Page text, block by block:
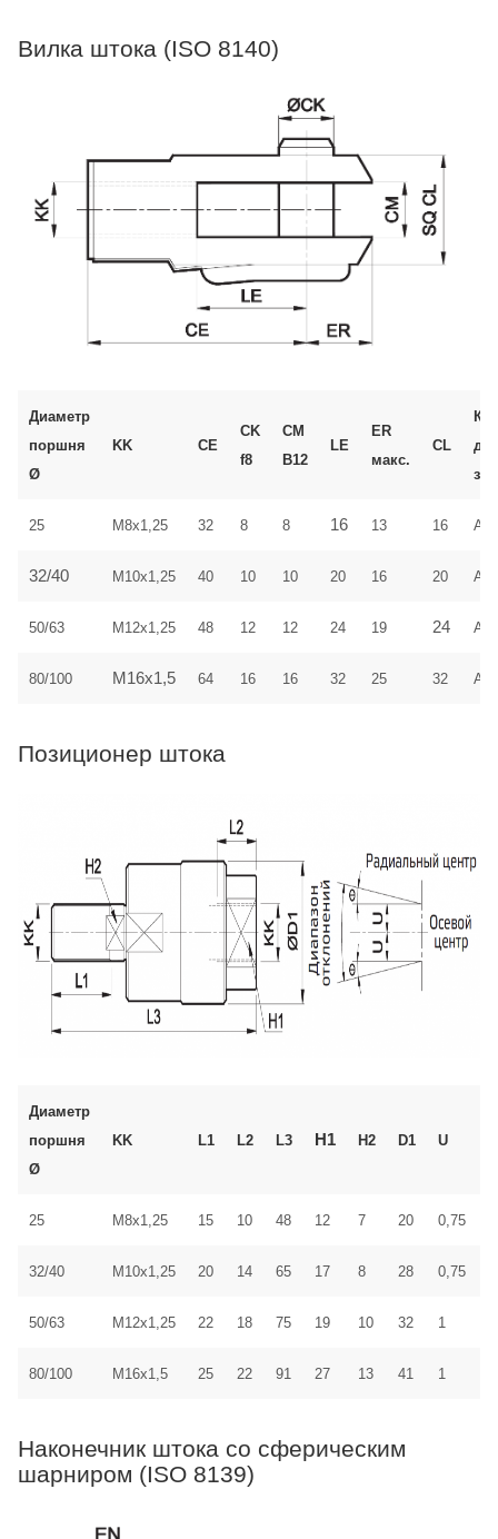
Вилка штока (ISO 8140)
Диаметр
поршня
Ø
KK CE
CK
f8
CM
B12
LE
ER
макс.
CL
25 M8x1,25 32 8 8 16 13 16
32/40 M10x1,25 40 10 10 20 16 20
50/63 M12x1,25 48 12 12 24 19 24
80/100 M16x1,5 64 16 16 32 25 32
Позиционер штока
Диаметр
поршня
Ø
KK L1 L2 L3 H1 H2 D1 U
25 M8x1,25 15 10 48 12 7 20 0,75
32/40 M10x1,25 20 14 65 17 8 28 0,75
50/63 M12x1,25 22 18 75 19 10 32 1
80/100 M16x1,5 25 22 91 27 13 41 1
Наконечник штока со сферическим
шарниром (ISO 8139)